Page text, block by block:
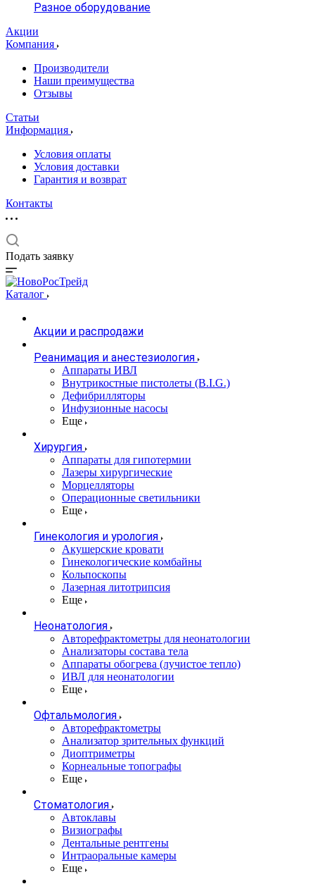
Разное оборудование
Акции
Компания
Производители
Наши преимущества
Отзывы
Статьи
Информация
Условия оплаты
Условия доставки
Гарантия и возврат
Контакты
Подать заявку
Каталог
Акции и распродажи
Реанимация и анестезиология
Аппараты ИВЛ
Внутрикостные пистолеты (B.I.G.)
Дефибрилляторы
Инфузионные насосы
Еще
Хирургия
Аппараты для гипотермии
Лазеры хирургические
Морцелляторы
Операционные светильники
Еще
Гинекология и урология
Акушерские кровати
Гинекологические комбайны
Кольпоскопы
Лазерная литотрипсия
Еще
Неонатология
Авторефрактометры для неонатологии
Анализаторы состава тела
Аппараты обогрева (лучистое тепло)
ИВЛ для неонатологии
Еще
Офтальмология
Авторефрактометры
Анализатор зрительных функций
Диоптриметры
Корнеальные топографы
Еще
Стоматология
Автоклавы
Визиографы
Дентальные рентгены
Интраоральные камеры
Еще